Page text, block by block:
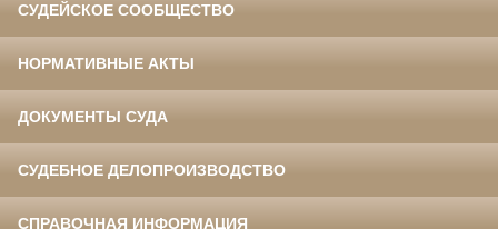
СУДЕЙСКОЕ СООБЩЕСТВО
НОРМАТИВНЫЕ АКТЫ
ДОКУМЕНТЫ СУДА
СУДЕБНОЕ ДЕЛОПРОИЗВОДСТВО
СПРАВОЧНАЯ ИНФОРМАЦИЯ